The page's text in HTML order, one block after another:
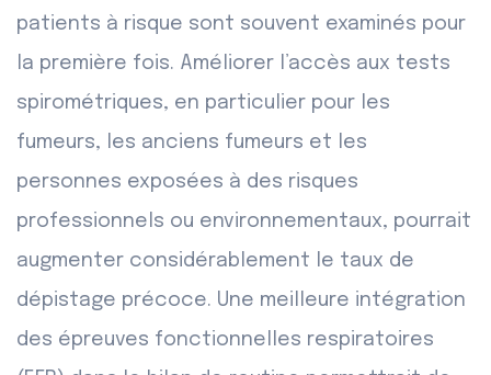
patients à risque sont souvent examinés pour
la première fois. Améliorer l’accès aux tests
spirométriques, en particulier pour les
fumeurs, les anciens fumeurs et les
personnes exposées à des risques
professionnels ou environnementaux, pourrait
augmenter considérablement le taux de
dépistage précoce. Une meilleure intégration
des épreuves fonctionnelles respiratoires